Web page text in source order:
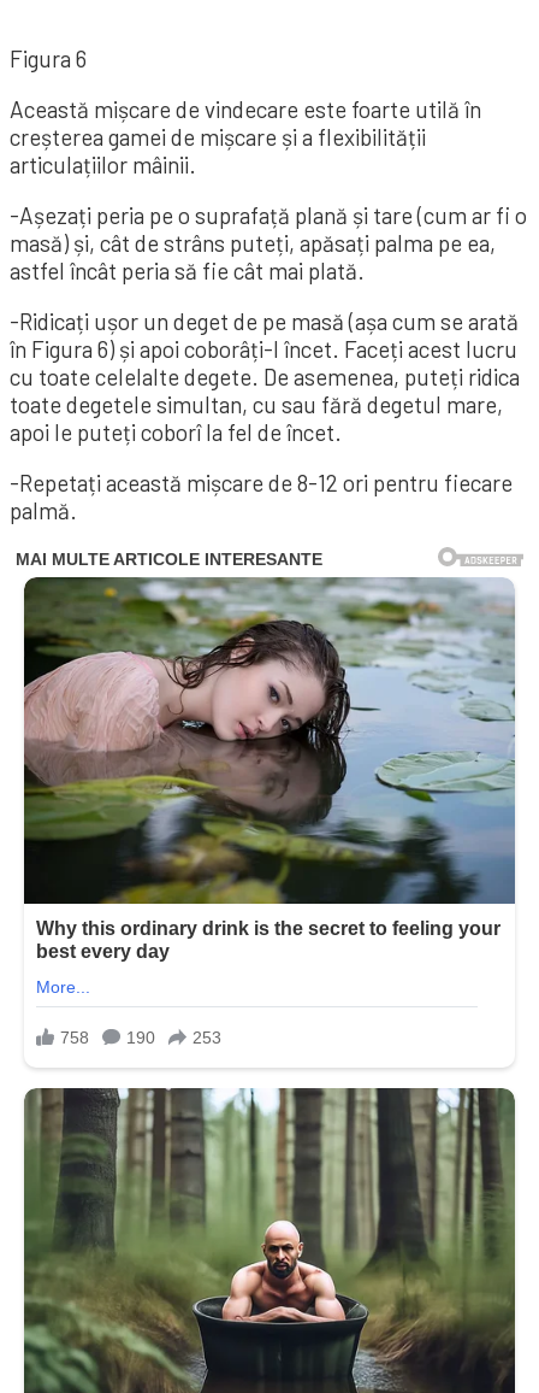
Figura 6
Această mișcare de vindecare este foarte utilă în
creșterea gamei de mișcare și a flexibilității
articulațiilor mâinii.
-Așezați peria pe o suprafață plană și tare (cum ar fi o
masă) și, cât de strâns puteți, apăsați palma pe ea,
astfel încât peria să fie cât mai plată.
-Ridicați ușor un deget de pe masă (așa cum se arată
în Figura 6) și apoi coborâți-l încet. Faceți acest lucru
cu toate celelalte degete. De asemenea, puteți ridica
toate degetele simultan, cu sau fără degetul mare,
apoi le puteți coborî la fel de încet.
-Repetați această mișcare de 8-12 ori pentru fiecare
palmă.